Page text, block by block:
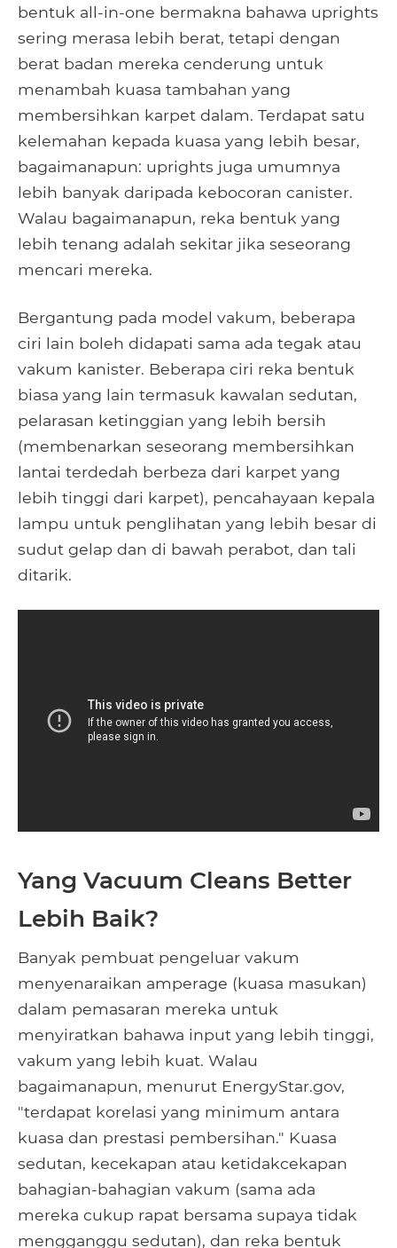
bentuk all-in-one bermakna bahawa uprights
sering merasa lebih berat, tetapi dengan
berat badan mereka cenderung untuk
menambah kuasa tambahan yang
membersihkan karpet dalam. Terdapat satu
kelemahan kepada kuasa yang lebih besar,
bagaimanapun: uprights juga umumnya
lebih banyak daripada kebocoran canister.
Walau bagaimanapun, reka bentuk yang
lebih tenang adalah sekitar jika seseorang
mencari mereka.
Bergantung pada model vakum, beberapa
ciri lain boleh didapati sama ada tegak atau
vakum kanister. Beberapa ciri reka bentuk
biasa yang lain termasuk kawalan sedutan,
pelarasan ketinggian yang lebih bersih
(membenarkan seseorang membersihkan
lantai terdedah berbeza dari karpet yang
lebih tinggi dari karpet), pencahayaan kepala
lampu untuk penglihatan yang lebih besar di
sudut gelap dan di bawah perabot, dan tali
ditarik.
Yang Vacuum Cleans Better
Lebih Baik?
Banyak pembuat pengeluar vakum
menyenaraikan amperage (kuasa masukan)
dalam pemasaran mereka untuk
menyiratkan bahawa input yang lebih tinggi,
vakum yang lebih kuat. Walau
bagaimanapun, menurut EnergyStar.gov,
"terdapat korelasi yang minimum antara
kuasa dan prestasi pembersihan." Kuasa
sedutan, kecekapan atau ketidakcekapan
bahagian-bahagian vakum (sama ada
mereka cukup rapat bersama supaya tidak
mengganggu sedutan), dan reka bentuk